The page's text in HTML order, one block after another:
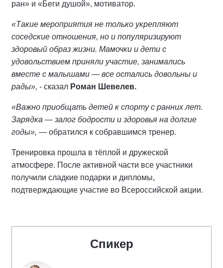
ран» и «Беги душой», мотиватор.
«Такие мероприятия не только укрепляют
соседские отношения, но и популяризируют
здоровый образ жизни. Мамочки и дети с
удовольствием приняли участие, занимались
вместе с малышами — все остались довольны и
рады», - сказал Роман Шевелев.
«Важно приобщать детей к спорту с ранних лет.
Зарядка — залог бодрости и здоровья на долгие
годы», — обратился к собравшимся тренер.
Тренировка прошла в тёплой и дружеской
атмосфере. После активной части все участники
получили сладкие подарки и дипломы,
подтверждающие участие во Всероссийской акции.
Спикер